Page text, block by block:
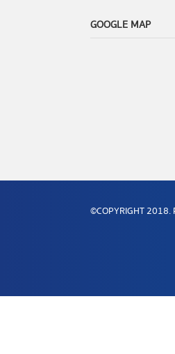
GOOGLE MAP
©COPYRIGHT 2018.